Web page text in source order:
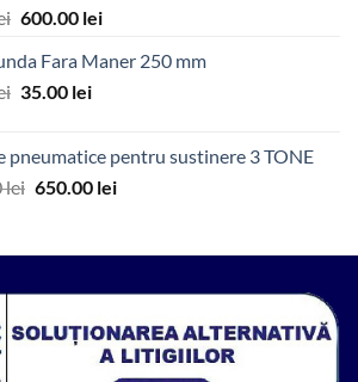
Prețul
a
fost:
600.00 leiPrețul
este:
Fara Maner 250 mm
Prețul
fost:
571.86 lei.
35.00 leiPrețul
35.00 lei.
pneumatice pentru sustinere 3 TONE
lei Prețul
fost:
650.00 leiPrețul
650.00 lei.